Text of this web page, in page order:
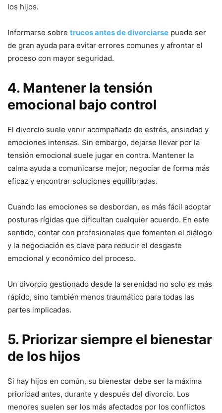
los hijos.
Informarse sobre trucos antes de divorciarse puede ser
de gran ayuda para evitar errores comunes y afrontar el
proceso con mayor seguridad.
4. Mantener la tensión
emocional bajo control
El divorcio suele venir acompañado de estrés, ansiedad y
emociones intensas. Sin embargo, dejarse llevar por la
tensión emocional suele jugar en contra. Mantener la
calma ayuda a comunicarse mejor, negociar de forma más
eficaz y encontrar soluciones equilibradas.
Cuando las emociones se desbordan, es más fácil adoptar
posturas rígidas que dificultan cualquier acuerdo. En este
sentido, contar con profesionales que fomenten el diálogo
y la negociación es clave para reducir el desgaste
emocional y económico del proceso.
Un divorcio gestionado desde la serenidad no solo es más
rápido, sino también menos traumático para todas las
partes implicadas.
5. Priorizar siempre el bienestar
de los hijos
Si hay hijos en común, su bienestar debe ser la máxima
prioridad antes, durante y después del divorcio. Los
menores suelen ser los más afectados por los conflictos